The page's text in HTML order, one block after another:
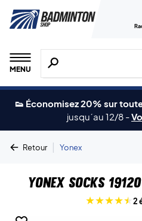
MENU
Recherche de
👟 Économisez 20% sur
jusqu´au 12/8 -
Retour | Yonex
Yonex Socks
2